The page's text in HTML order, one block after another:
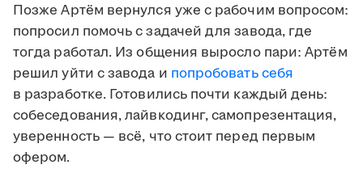
Позже Артём вернулся уже с рабочим вопросом:
попросил помочь с задачей для завода, где
тогда работал. Из общения выросло пари: Артём
решил уйти с завода и попробовать себя
в разработке. Готовились почти каждый день:
собеседования, лайвкодинг, самопрезентация,
уверенность — всё, что стоит перед первым
офером.